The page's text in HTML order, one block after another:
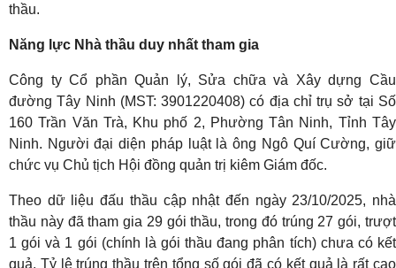
thầu.
Năng lực Nhà thầu duy nhất tham gia
Công ty Cổ phần Quản lý, Sửa chữa và Xây dựng Cầu
đường Tây Ninh (MST: 3901220408) có địa chỉ trụ sở tại Số
160 Trần Văn Trà, Khu phố 2, Phường Tân Ninh, Tỉnh Tây
Ninh. Người đại diện pháp luật là ông Ngô Quí Cường, giữ
chức vụ Chủ tịch Hội đồng quản trị kiêm Giám đốc.
Theo dữ liệu đấu thầu cập nhật đến ngày 23/10/2025, nhà
thầu này đã tham gia 29 gói thầu, trong đó trúng 27 gói, trượt
1 gói và 1 gói (chính là gói thầu đang phân tích) chưa có kết
quả. Tỷ lệ trúng thầu trên tổng số gói đã có kết quả là rất cao